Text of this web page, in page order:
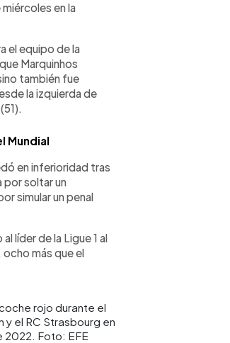
en la
el equipo de la
Marquinhos
también fue
la izquierda de
Mundial
en inferioridad tras
por soltar un
simular un penal
líder de la Ligue 1 al
más que el
rojo durante el
y el RC Strasbourg en
2022. Foto: EFE